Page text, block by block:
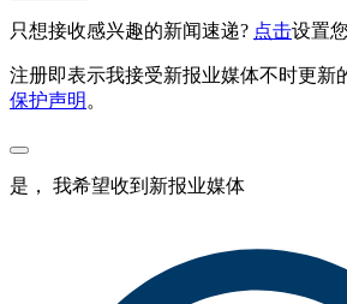
只想接收感兴趣的新闻速递? 点击设置
注册即表示我接受新报业媒体不时更新
保护声明 。
是， 我希望收到新报业媒体